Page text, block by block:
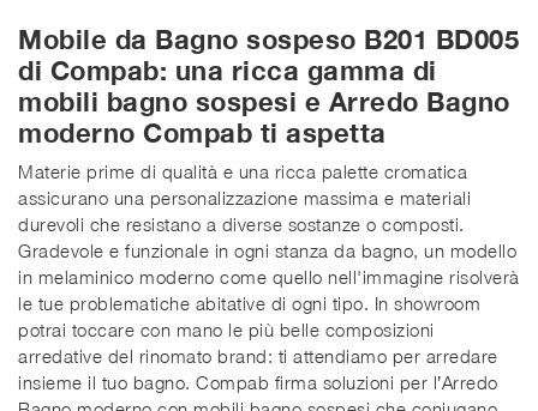
Mobile da Bagno sospeso B201 BD005
di Compab: una ricca gamma di
mobili bagno sospesi e Arredo Bagno
moderno Compab ti aspetta
Materie prime di qualità e una ricca palette cromatica
assicurano una personalizzazione massima e materiali
durevoli che resistano a diverse sostanze o composti.
Gradevole e funzionale in ogni stanza da bagno, un modello
in melaminico moderno come quello nell'immagine risolverà
le tue problematiche abitative di ogni tipo. In showroom
potrai toccare con mano le più belle composizioni
arredative del rinomato brand: ti attendiamo per arredare
insieme il tuo bagno. Compab firma soluzioni per l’Arredo